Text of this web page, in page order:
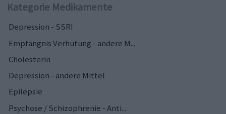
Kategorie Medikamente
Depression - SSRI
Empfängnis Verhütung - andere M...
Cholesterin
Depression - andere Mittel
Epilepsie
Psychose / Schizophrenie - Anti...